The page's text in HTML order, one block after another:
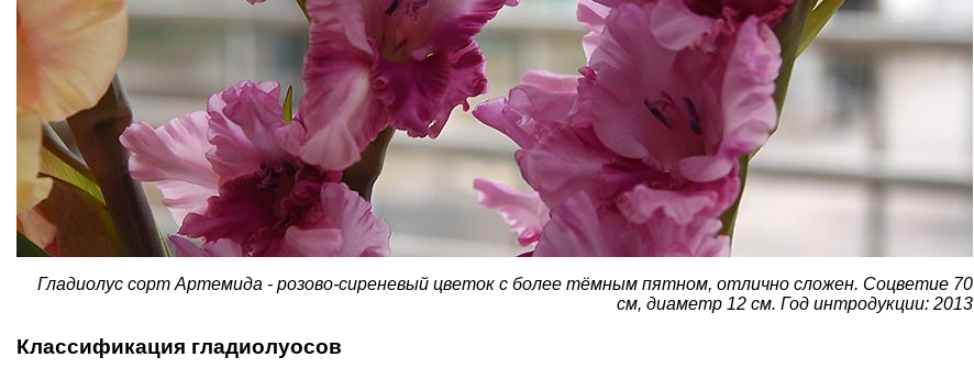
Гладиолус сорт Артемида - розово-сиреневый цветок с более тёмным пятном, отлично сложен. Соцветие 70
см, диаметр 12 см. Год интродукции: 2013
Классификация гладиолуосов